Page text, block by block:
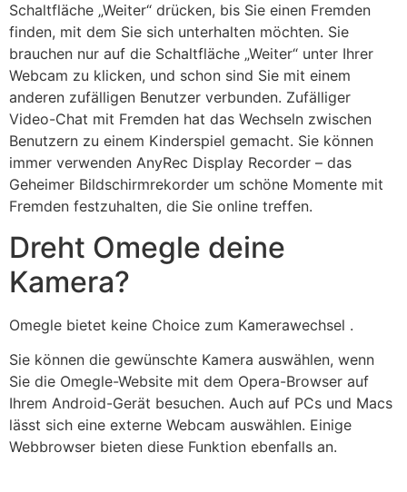
Schaltfläche „Weiter“ drücken, bis Sie einen Fremden
finden, mit dem Sie sich unterhalten möchten. Sie
brauchen nur auf die Schaltfläche „Weiter“ unter Ihrer
Webcam zu klicken, und schon sind Sie mit einem
anderen zufälligen Benutzer verbunden. Zufälliger
Video-Chat mit Fremden hat das Wechseln zwischen
Benutzern zu einem Kinderspiel gemacht. Sie können
immer verwenden AnyRec Display Recorder – das
Geheimer Bildschirmrekorder um schöne Momente mit
Fremden festzuhalten, die Sie online treffen.
Dreht Omegle deine
Kamera?
Omegle bietet keine Choice zum Kamerawechsel .
Sie können die gewünschte Kamera auswählen, wenn
Sie die Omegle-Website mit dem Opera-Browser auf
Ihrem Android-Gerät besuchen. Auch auf PCs und Macs
lässt sich eine externe Webcam auswählen. Einige
Webbrowser bieten diese Funktion ebenfalls an.